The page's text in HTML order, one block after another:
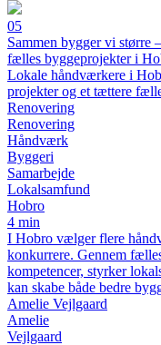
05
Sammen bygger vi større
fælles byggeprojekter i
Lokale håndværkere i
projekter og et tættere
Renovering
Renovering
Håndværk
Byggeri
Samarbejde
Lokalsamfund
Hobro
4 min
I Hobro vælger flere
konkurrere. Gennem
kompetencer, styrker
kan skabe både bedre
Amelie Vejlgaard
Amelie
Vejlgaard